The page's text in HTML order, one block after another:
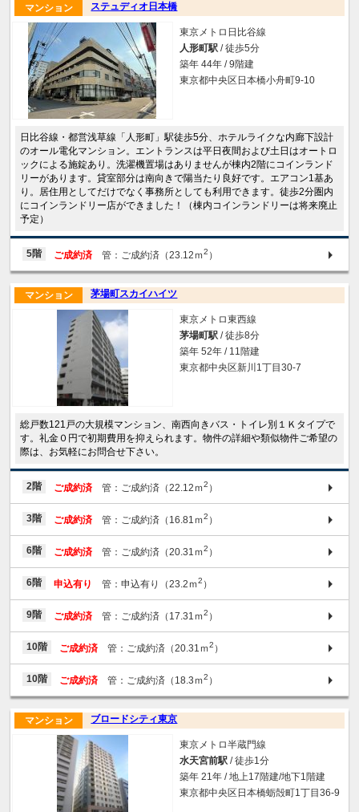
ステュディオ日本橋
マンション
東京メトロ日比谷線
人形町駅 / 徒歩5分
築年 44年 / 9階建
東京都中央区日本橋小舟町9-10
日比谷線・都営浅草線「人形町」駅徒歩5分、ホテルライクな内廊下設計
のオール電化マンション。エントランスは平日夜間および土日はオートロ
ックによる施錠あり。洗濯機置場はありませんが棟内2階にコインランド
リーがあります。貸室部分は南向きで陽当たり良好です。エアコン1基あ
り。居住用としてだけでなく事務所としても利用できます。徒歩2分圏内
にコインランドリー店ができました！（棟内コインランドリーは将来廃止
予定）
5階 ご成約済 管：ご成約済（23.12ｍ2 ）
茅場町スカイハイツ
マンション
東京メトロ東西線
茅場町駅 / 徒歩8分
築年 52年 / 11階建
東京都中央区新川1丁目30-7
総戸数121戸の大規模マンション、南西向きバス・トイレ別１Ｋタイプで
す。礼金０円で初期費用を抑えられます。物件の詳細や類似物件ご希望の
際は、お気軽にお問合せ下さい。
2階 ご成約済 管：ご成約済（22.12ｍ2 ）
3階 ご成約済 管：ご成約済（16.81ｍ2 ）
6階 ご成約済 管：ご成約済（20.31ｍ2 ）
6階 申込有り 管：申込有り（23.2ｍ2 ）
9階 ご成約済 管：ご成約済（17.31ｍ2 ）
10階 ご成約済 管：ご成約済（20.31ｍ2 ）
10階 ご成約済 管：ご成約済（18.3ｍ2 ）
ブロードシティ東京
マンション
東京メトロ半蔵門線
水天宮前駅 / 徒歩1分
築年 21年 / 地上17階建/地下1階建
東京都中央区日本橋蛎殻町1丁目36-9